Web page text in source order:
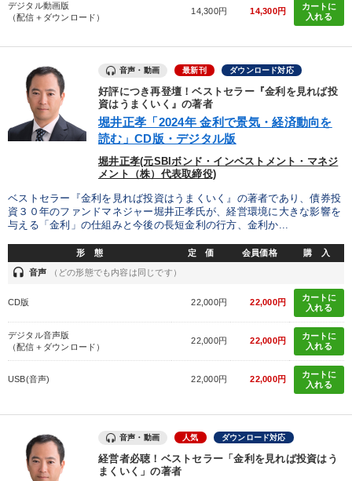
経営体系を学びたい 販売力を強化したい
リーダーの魅力向上 発想力を磨きたい
社員研修を行いたい
キーワード
地方企業の勝ち方 大竹愼一 リベラルアーツ
スポーツ関係 中村天風 感動講話
※「更新」を押すと「カテゴリー」「目的別」「キーワード」を更新いただけます。
local_offer タグから探す refresh 更新する
すべての音声・動画（全2077タイトル）からお探しいただけます
タグ・キーワード
聞き手・作間信司 ドラッカー ベンチャー
健康・ウェルビーイング 話し方
デジタル動画版
（配信＋ダウンロード）
14,300円 14,300円
カートに
入れる
音声・動画 最新刊 ダウンロード対応
好評につき再登壇！ベストセラー『金利を見れば投
資はうまくいく』の著者
堀井正孝「2024年 金利で景気・経済動向を
読む」CD版・デジタル版
堀井正孝(元SBIボンド・インベストメント・マネジ
メント（株）代表取締役)
ベストセラー『金利を見れば投資はうまくいく』の著者であり、債券投
資３０年のファンドマネジャー堀井正孝氏が、経営環境に大きな影響を
与える「金利」の仕組みと今後の長短金利の行方、金利か...
形 態 定 価 会員価格 購 入
headset 音声 （どの形態でも内容は同じです）
CD版 22,000円 22,000円
カートに
入れる
デジタル音声版
（配信＋ダウンロード）
22,000円 22,000円
カートに
入れる
USB(音声) 22,000円 22,000円
カートに
入れる
音声・動画 人気 ダウンロード対応
経営者必聴！ベストセラー「金利を見れば投資はう
まくいく」の著者